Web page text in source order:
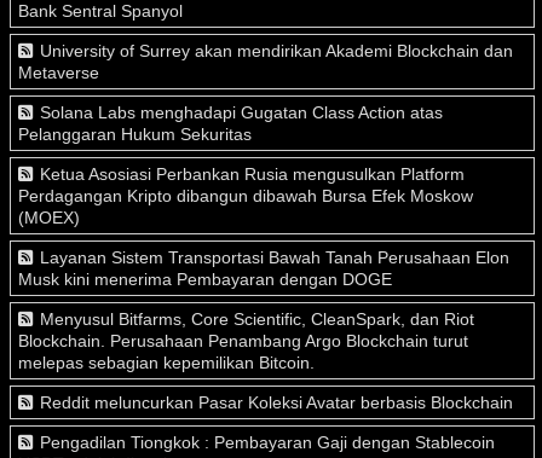
Bank Sentral Spanyol
University of Surrey akan mendirikan Akademi Blockchain dan
Metaverse
Solana Labs menghadapi Gugatan Class Action atas
Pelanggaran Hukum Sekuritas
Ketua Asosiasi Perbankan Rusia mengusulkan Platform
Perdagangan Kripto dibangun dibawah Bursa Efek Moskow
(MOEX)
Layanan Sistem Transportasi Bawah Tanah Perusahaan Elon
Musk kini menerima Pembayaran dengan DOGE
Menyusul Bitfarms, Core Scientific, CleanSpark, dan Riot
Blockchain. Perusahaan Penambang Argo Blockchain turut
melepas sebagian kepemilikan Bitcoin.
Reddit meluncurkan Pasar Koleksi Avatar berbasis Blockchain
Pengadilan Tiongkok : Pembayaran Gaji dengan Stablecoin